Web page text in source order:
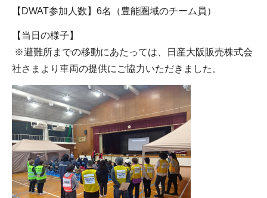
【DWAT参加人数】6名（豊能圏域のチーム員）
【当日の様子】
※避難所までの移動にあたっては、日産大阪販売株式会
社さまより車両の提供にご協力いただきました。